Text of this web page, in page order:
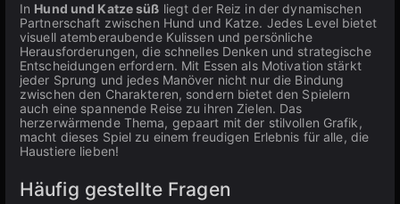
In Hund und Katze süß liegt der Reiz in der dynamischen
Partnerschaft zwischen Hund und Katze. Jedes Level bietet
visuell atemberaubende Kulissen und persönliche
Herausforderungen, die schnelles Denken und strategische
Entscheidungen erfordern. Mit Essen als Motivation stärkt
jeder Sprung und jedes Manöver nicht nur die Bindung
zwischen den Charakteren, sondern bietet den Spielern
auch eine spannende Reise zu ihren Zielen. Das
herzerwärmende Thema, gepaart mit der stilvollen Grafik,
macht dieses Spiel zu einem freudigen Erlebnis für alle, die
Haustiere lieben!
Häufig gestellte Fragen